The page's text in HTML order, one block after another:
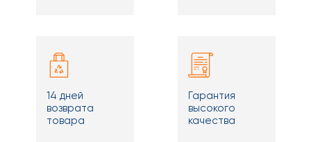
14 дней
возврата
товара
Гарантия
высокого
качества